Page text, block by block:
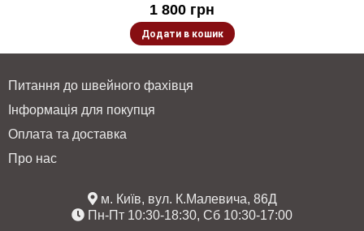
1 800 грн
Додати в кошик
Питання до швейного фахівця
Інформація для покупця
Оплата та доставка
Про нас
м. Київ, вул. К.Малевича, 86Д
Пн-Пт 10:30-18:30, Сб 10:30-17:00